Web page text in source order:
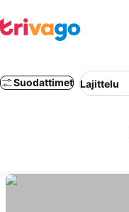
Suodattimet Lajittelu